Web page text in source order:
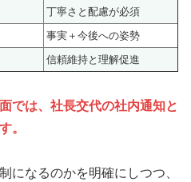
丁寧さと配慮が必須
事実＋今後への姿勢
信頼維持と理解促進
では、社長交代の社内通知と
。
になるのかを明確にしつつ、